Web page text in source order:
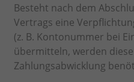
Besteht nach dem
Vertrags eine
(z. B. Kontonummer bei
übermitteln, werden
Zahlungsabwicklung